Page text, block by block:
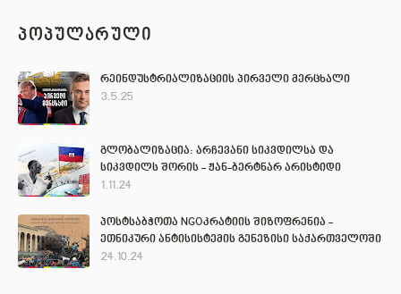
ᲞᲝᲞᲣᲚᲐᲠᲣᲚᲘ
რეინდუსტრიალიზაციის პირველი მერცხალი
3.5.25
გლობალიზაცია: არჩევანი სიკვდილსა და
სიკვდილს შორის - ჟან-ბერტნარ არისტიდი
1.11.24
პოსტსაბჭოთა NGOკრატიის შიზოფრენია -
ეთნიკური ანტისისტემის გენეზისი საქართველოში
24.10.24